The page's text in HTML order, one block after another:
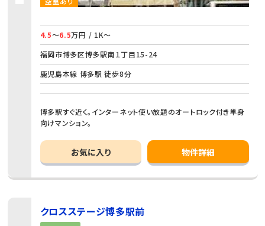
4.5～6.5万円 / 1K～
福岡市博多区博多駅南１丁目15-24
鹿児島本線 博多駅 徒歩8分
博多駅すぐ近く。インターネット使い放題のオートロック付き単身
向けマンション。
お気に入り 物件詳細
クロスステージ博多駅前